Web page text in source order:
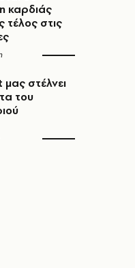
καρδιάς
τέλος στις
στέλνει
του